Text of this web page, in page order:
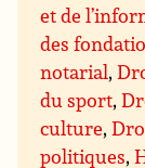
et de
des
notarial,
du sport,
culture,
politiques,